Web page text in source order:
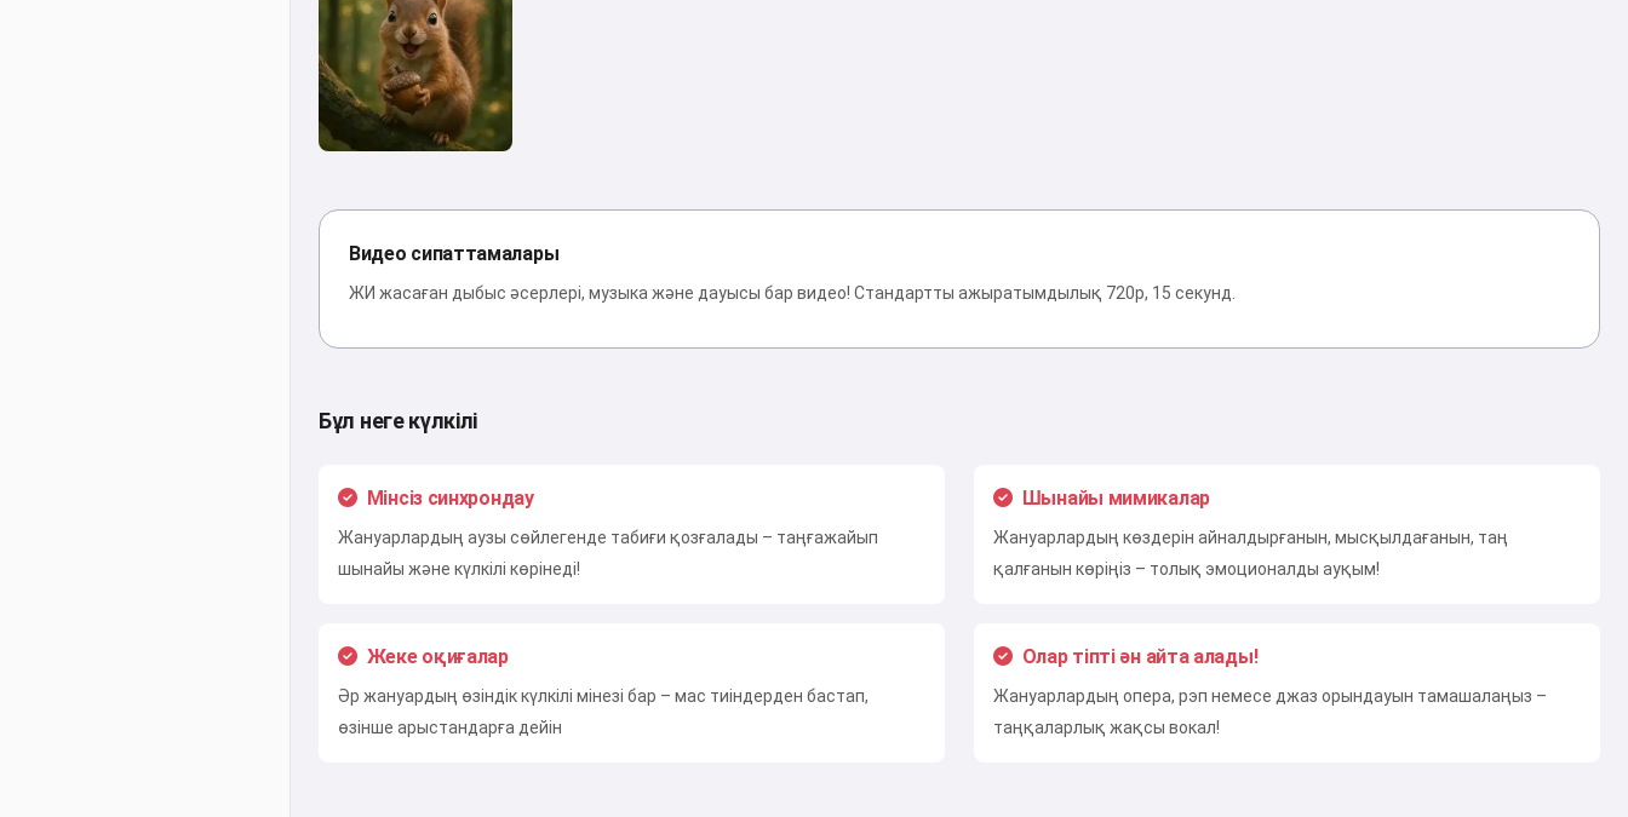
Видео сипаттамалары
ЖИ жасаған дыбыс әсерлері, музыка және дауысы бар видео! Стандартты ажыратымдылық 720p, 15 секунд.
Бұл неге күлкілі
Мінсіз синхрондау
Жануарлардың аузы сөйлегенде табиғи қозғалады – таңғажайып
шынайы және күлкілі көрінеді!
Шынайы мимикалар
Жануарлардың көздерін айналдырғанын, мысқылдағанын, таң
қалғанын көріңіз – толық эмоционалды ауқым!
Жеке оқиғалар
Әр жануардың өзіндік күлкілі мінезі бар – мас тиіндерден бастап,
өзінше арыстандарға дейін
Олар тіпті ән айта алады!
Жануарлардың опера, рэп немесе джаз орындауын тамашалаңыз –
таңқаларлық жақсы вокал!
Тегін қолданып көріңіз